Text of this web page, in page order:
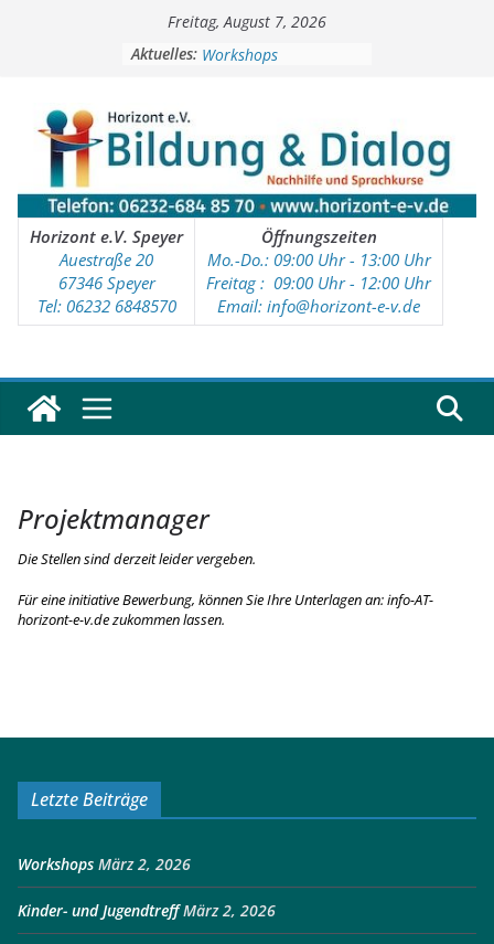
Freitag, August 7, 2026
Aktuelles:
Soziale Aktivitäten
Workshops
Horizont e.V. Speyer
Auestraße 20
67346 Speyer
Tel: 06232 6848570
Öffnungszeiten
Mo.-Do.: 09:00 Uhr - 13:00 Uhr
Freitag : 09:00 Uhr - 12:00 Uhr
Email: info@horizont-e-v.de
Projektmanager
Die Stellen sind derzeit leider vergeben.
Für eine initiative Bewerbung, können Sie Ihre Unterlagen an: info-AT-
horizont-e-v.de zukommen lassen.
Letzte Beiträge
Workshops März 2, 2026
Kinder- und Jugendtreff März 2, 2026